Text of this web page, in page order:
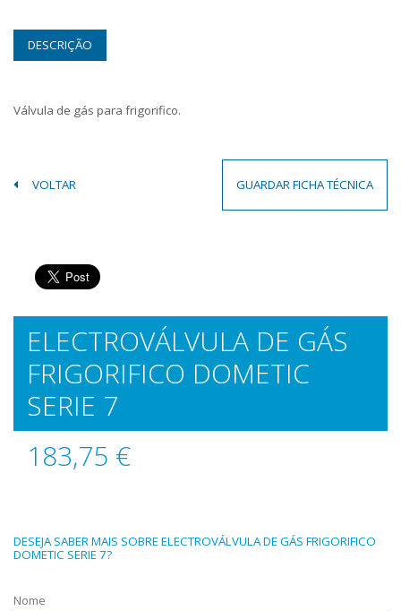
DESCRIÇÃO
Válvula de gás para frigorifico.
VOLTAR GUARDAR FICHA TÉCNICA
ELECTROVÁLVULA DE GÁS
FRIGORIFICO DOMETIC
SERIE 7
183,75 €
DESEJA SABER MAIS SOBRE ELECTROVÁLVULA DE GÁS FRIGORIFICO
DOMETIC SERIE 7?